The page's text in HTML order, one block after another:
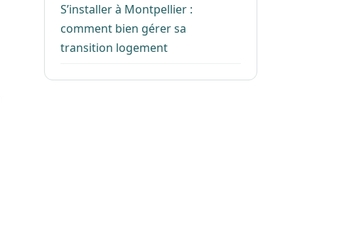
S’installer à Montpellier :
comment bien gérer sa
transition logement